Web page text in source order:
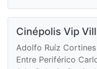
Cinépolis Vip
Adolfo Ruíz
Entre Periférico